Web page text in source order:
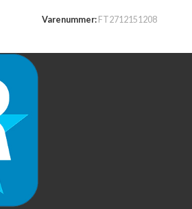
Varenummer: FT2712151208